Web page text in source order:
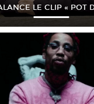
LE CLIP « POT